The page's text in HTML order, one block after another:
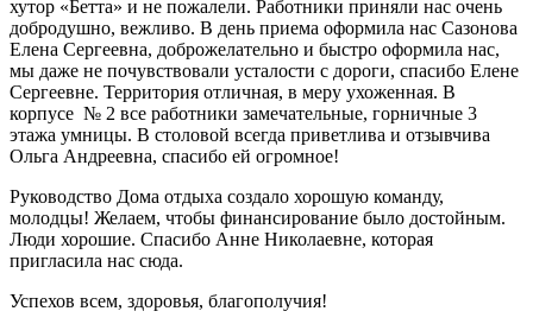
хутор «Бетта» и не пожалели. Работники приняли нас очень
добродушно, вежливо. В день приема оформила нас Сазонова
Елена Сергеевна, доброжелательно и быстро оформила нас,
мы даже не почувствовали усталости с дороги, спасибо Елене
Сергеевне. Территория отличная, в меру ухоженная. В
корпусе № 2 все работники замечательные, горничные 3
этажа умницы. В столовой всегда приветлива и отзывчива
Ольга Андреевна, спасибо ей огромное!
Руководство Дома отдыха создало хорошую команду,
молодцы! Желаем, чтобы финансирование было достойным.
Люди хорошие. Спасибо Анне Николаевне, которая
пригласила нас сюда.
Успехов всем, здоровья, благополучия!